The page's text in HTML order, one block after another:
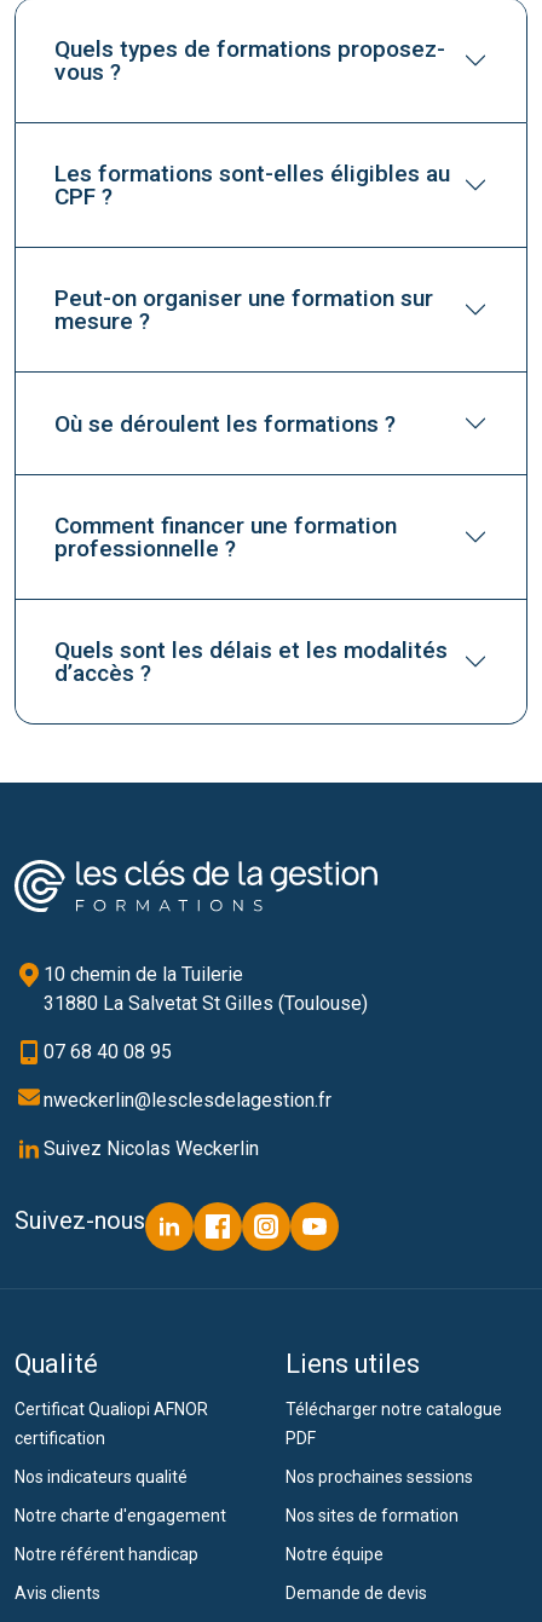
Quels types de formations proposez-
vous ?
Les formations sont-elles éligibles au
CPF ?
Peut-on organiser une formation sur
mesure ?
Où se déroulent les formations ?
Comment financer une formation
professionnelle ?
Quels sont les délais et les modalités
d’accès ?
10 chemin de la Tuilerie
31880 La Salvetat St Gilles (Toulouse)
07 68 40 08 95
nweckerlin@lesclesdelagestion.fr
Suivez Nicolas Weckerlin
Suivez-nous
Qualité
Certificat Qualiopi AFNOR
certification
Nos indicateurs qualité
Notre charte d'engagement
Notre référent handicap
Avis clients
Liens utiles
Télécharger notre catalogue
PDF
Nos prochaines sessions
Nos sites de formation
Notre équipe
Demande de devis